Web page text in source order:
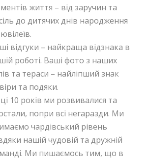
життя – від заручин та
до дитячих днів народження
відгуки – найкраща відзнака в
роботі. Ваші фото з наших
та тераси – найліпший знак
та подяки.
10 років ми розвивалися та
попри всі негаразди. Ми
чардівський рівень
нашій чудовій та дружній
Ми пишаємось тим, що в